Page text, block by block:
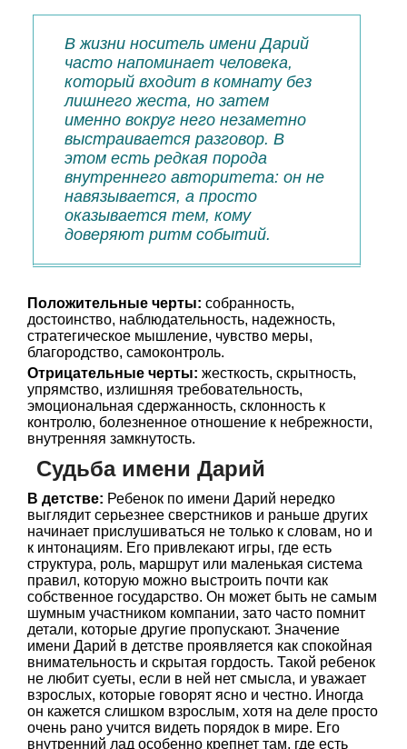
В жизни носитель имени Дарий
часто напоминает человека,
который входит в комнату без
лишнего жеста, но затем
именно вокруг него незаметно
выстраивается разговор. В
этом есть редкая порода
внутреннего авторитета: он не
навязывается, а просто
оказывается тем, кому
доверяют ритм событий.
Положительные черты: собранность,
достоинство, наблюдательность, надежность,
стратегическое мышление, чувство меры,
благородство, самоконтроль.
Отрицательные черты: жесткость, скрытность,
упрямство, излишняя требовательность,
эмоциональная сдержанность, склонность к
контролю, болезненное отношение к небрежности,
внутренняя замкнутость.
Судьба имени Дарий
В детстве: Ребенок по имени Дарий нередко
выглядит серьезнее сверстников и раньше других
начинает прислушиваться не только к словам, но и
к интонациям. Его привлекают игры, где есть
структура, роль, маршрут или маленькая система
правил, которую можно выстроить почти как
собственное государство. Он может быть не самым
шумным участником компании, зато часто помнит
детали, которые другие пропускают. Значение
имени Дарий в детстве проявляется как спокойная
внимательность и скрытая гордость. Такой ребенок
не любит суеты, если в ней нет смысла, и уважает
взрослых, которые говорят ясно и честно. Иногда
он кажется слишком взрослым, хотя на деле просто
очень рано учится видеть порядок в мире. Его
внутренний лад особенно крепнет там, где есть